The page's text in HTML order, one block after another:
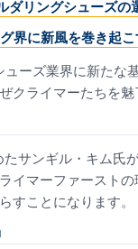
ダリングシューズの
界に新風を巻き起
ーズ業界に新たな
クライマーたちを
サンギル・キム氏
イマーファースト
すことになります。